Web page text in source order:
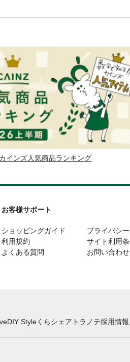
インズ人気商品ランキング
お客様サポート
ショッピングガイド
利用規約
よくある質問
プライバシ
サイト利用
お問い合わせ
DIY Styleくらシェア トラノテ採用情報